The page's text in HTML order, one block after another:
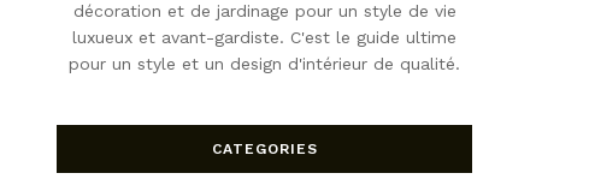
décoration et de jardinage pour un style de vie
luxueux et avant-gardiste. C'est le guide ultime
pour un style et un design d'intérieur de qualité.
CATEGORIES